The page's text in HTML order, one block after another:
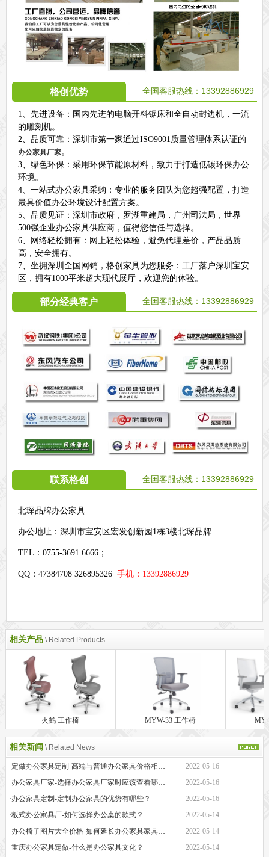
格创优势 全国客服热线：13392886929
1、先进设备：国内先进的电脑开料锯床和全自动封边机，一流
的雕刻机。
2、品质可靠：深圳市第一家通过ISO9001质量管理体系认证的
办公家具厂家。
3、绿色环保：采用环保节能原材料，致力于打造低碳环保办公
环境。
4、一站式办公家具采购：专业的服务团队为您超强配置，打造
最具价值办公环境设计配置方案。
5、品质见证：深圳市政府，罗湖重建局，广州司法局，世界
500强企业办公家具供应商，值得您信任与选择。
6、网络轻松拥有：网上轻松体验，避免代理差价，产品品质
高，安全拥有。
7、坐拥深圳全国网销，格创家具为您服务：工厂落户深圳宝安
区，拥有1000平米超大现代展厅，欢迎您的体验。
部分经典客户 全国客服热线： 13392886929
联系格创 全国客服热线： 13392886929
北琛品牌办公家具
办公地址： 深圳市宝安区宏发创新园1栋3楼北琛品牌
TEL：0755-3691 6666；
QQ：47384708 326895326 手机：13392886929
相关产品 \ Related Products
火鹤 工作椅 MYW-33 工作椅
相关新闻 \ Related News
2022-05-16
·办公家具厂家-选择办公家具厂家时应该查看哪些方面？
2022-05-16
·办公家具定制-定制办公家具的优势有哪些？
2022-05-16
·板式办公家具厂-如何选择办公桌的款式？
2022-05-14
·办公椅子图片大全价格-如何延长办公家具家具的保质期？
2022-05-14
·重庆办公家具定做-什么是办公家具文化？
2022-05-14